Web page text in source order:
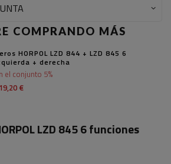
COMPRANDO MÁS
HORPOL LZD 844 + LZD 845 6
+ derecha
€
el conjunto 5%
LZD 845 6 funciones